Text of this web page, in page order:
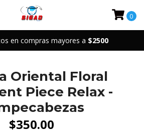
en compras mayores a $2500
0
Oriental Floral
Piece Relax -
$350.00